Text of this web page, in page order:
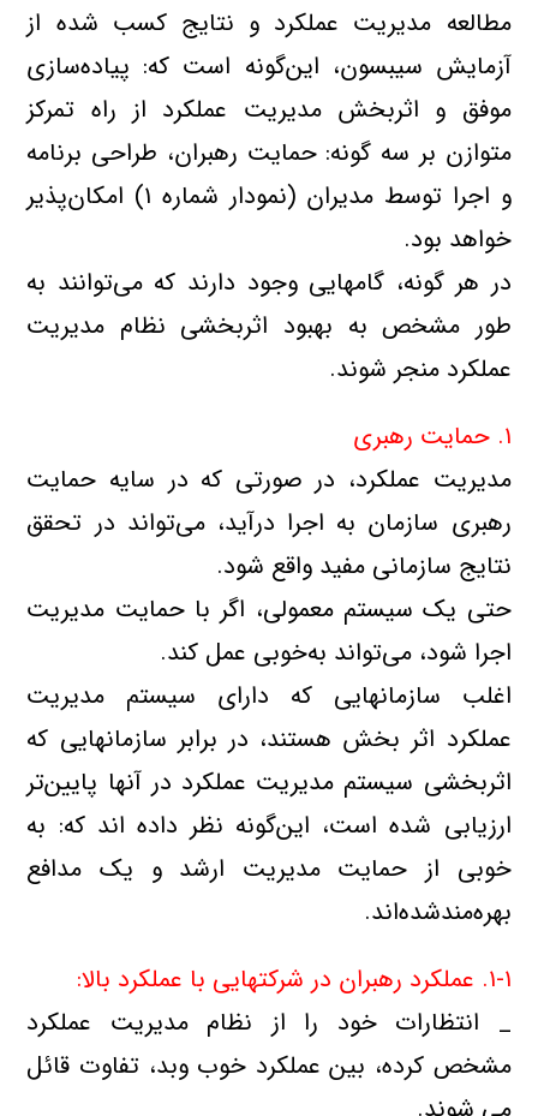
مطالعه مديريت عملكرد و نتايج كسب شده از
آزمايش سيبسون، اين‌گونه است كه: پياده‌سازي
موفق و اثربخش مديريت عملكرد از راه تمركز
متوازن بر سه گونه: حمايت رهبران، طراحي برنامه
و اجرا توسط مديران (نمودار شماره ۱) امكان‌پذير
خواهد بود.
در هر گونه، گامهايي وجود دارند كه مي‌توانند به
طور مشخص به بهبود اثربخشي نظام مديريت
عملكرد منجر شوند.
۱. حمايت رهبري
مديريت عملكرد، در صورتي كه در سايه حمايت
رهبري سازمان به اجرا درآيد، مي‌تواند در تحقق
نتايج سازماني مفيد واقع شود.
حتي يك سيستم معمولي، اگر با حمايت مديريت
اجرا شود، مي‌تواند به‌خوبي عمل كند.
اغلب سازمانهايي كه داراي سيستم مديريت
عملکرد اثر بخش هستند، در برابر سازمانهايي كه
اثربخشي سيستم مديريت عملكرد در آنها پايين‌تر
ارزيابي شده است، اين‌گونه نظر داده اند كه: به
خوبي از حمايت مديريت ارشد و يک مدافع
بهره‌مندشده‌‌اند.
۱-۱. عملكرد رهبران در شركتهايي با عملكرد بالا:
_ انتظارات خود را از نظام مديريت عملكرد
مشخص كرده، بين عملكرد خوب وبد، تفاوت قائل